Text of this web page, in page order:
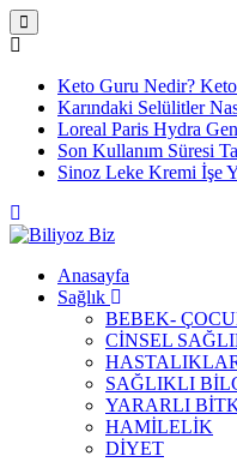
Keto Guru Nedir?
Karındaki Selülitler
Loreal Paris Hydra
Son Kullanım Süresi
Sinoz Leke Kremi İşe
Anasayfa
Sağlık
BEBEK-
CİNSEL
SAĞLIKLI
YARARLI
HAMİLELİK
DİYET